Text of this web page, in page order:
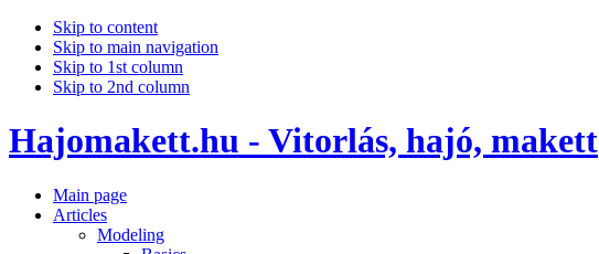
Skip to content
Skip to main navigation
Skip to 1st column
Skip to 2nd column
Hajomakett.hu - Vitorlás, hajó, makett
Main page
Articles
Modeling